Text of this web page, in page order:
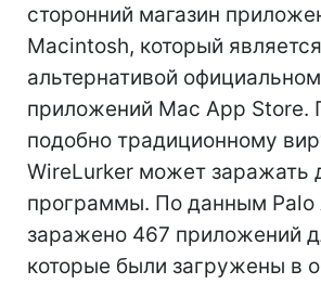
сторонний магазин
Macintosh, который является
альтернативой
приложений Mac App Store.
подобно традиционному
WireLurker может заражать
программы. По данным Palo
заражено 467 приложений
которые были загружены в